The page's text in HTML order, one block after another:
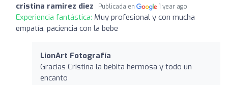
cristina ramirez diez Publicada en 1 year ago
Experiencia fantástica: Muy profesional y con mucha
empatía, paciencia con la bebe
LionArt Fotografía
Gracias Cristina la bebita hermosa y todo un
encanto